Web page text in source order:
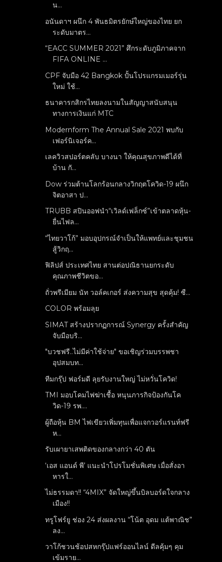
น...
อนันดาฯ ผนึก 4 พันธมิตรยักษ์ใหญ่ของไทย ยก
ระดับมาตร...
“EACC SUMMER 2021” ศึกระดับภูมิภาคจาก
FIFA ONLINE ...
CPF จับมือ 42 Bangkok ปั้นโปรแกรมเมอร์รุ่น
ใหม่ ใช้...
ธนาคารกสิกรไทยลงนามในสัญญาสนับสนุน
ทางการเงินแก่ MTC
Modernform The Annual Sale 2021 พบกับ
เฟอร์นิเจอร์ค...
เลควิวสปอร์ตคลับ บางนา ให้คุณสุขภาพดีได้ที่
บ้าน กั...
Dow ร่วมต้านโลกร้อนกลางวิกฤตโควิด-19 ผนึก
จิตอาสา ป...
TRUBB สปินออฟนำ“เวิลด์เฟล็กซ์”เข้าตลาดหุ้น-
ยื่นไฟล...
“ไทยวาโก้” มอบอุปกรณ์จำเป็นให้แพทย์และชุมชน
สู้วิกฤ...
ฟิลิปส์ ประเทศไทย สานต่อปณิธานยกระดับ
คุณภาพชีวิตขอ...
ถั่วพรีเมียม นัท วอล์คเกอร์ ส่งความสุข สุดคุ้ม! ซื...
COLOR พร้อมลุย
SIMAT สร้างปรากฏการณ์ Synergy ครั้งสำคัญ
จับมือบริ...
"บวชฟรี..ไม่มีค่าใช้จ่าย" ขอเชิญร่วมบรรพชา
อุปสมบท...
ทีมกรุ๊ป ฟอร์มดี ลุยรับงานใหญ่ ไม่หวั่นโควิด!
TMI มอบโคมไฟฆ่าเชื้อ หนุนภารกิจป้องกันโค
วิด-19 รพ....
ผู้ถือหุ้น BM ไฟเขียวเพิ่มทุนเพื่อแจกวอร์แรนท์ฟรี
ห...
รับเผายาเสพติดของกลางกว่า 40 ตัน
‘เอส แอนด์ พี’ แนะนำโปรโมชั่นพิเศษ เมื่อสั่งอา
หารใ...
ไม่ธรรมดา!! “4MIX” จัดใหญ่ขึ้นบิลบอร์ดใจกลาง
เมือง!!
ทรูโฟร์ยู ช่อง 24 ส่งผลงาน “โน้ต อุดม แต้พาณิช”
ลง...
วาโก้ชวนช้อปสหกรุ๊ปแฟร์ออนไลน์ ดีลคุ้มๆ คุม
เข้มราย...